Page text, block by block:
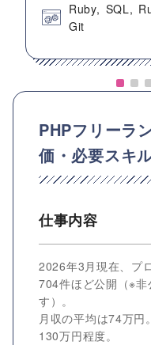
Ruby SQL
Git
PHPフリーラ
価・必要スキ
仕事内容
2026年3月現在、プ
704件ほど公開（※非
す）。
月収の平均は74万円
130万円程度。